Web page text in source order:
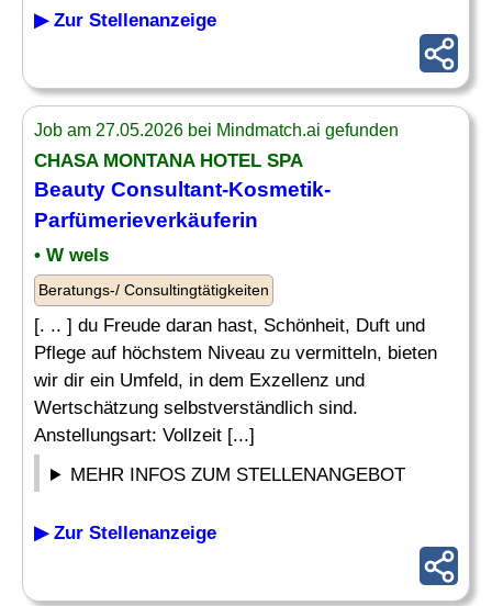
▶ Zur Stellenanzeige
Job am 27.05.2026 bei Mindmatch.ai gefunden
CHASA MONTANA HOTEL SPA
Beauty Consultant-Kosmetik-
Parfümerieverkäuferin
• W wels
Beratungs-/ Consultingtätigkeiten
[. .. ] du Freude daran hast, Schönheit, Duft und
Pflege auf höchstem Niveau zu vermitteln, bieten
wir dir ein Umfeld, in dem Exzellenz und
Wertschätzung selbstverständlich sind.
Anstellungsart: Vollzeit [...]
MEHR INFOS ZUM STELLENANGEBOT
▶ Zur Stellenanzeige